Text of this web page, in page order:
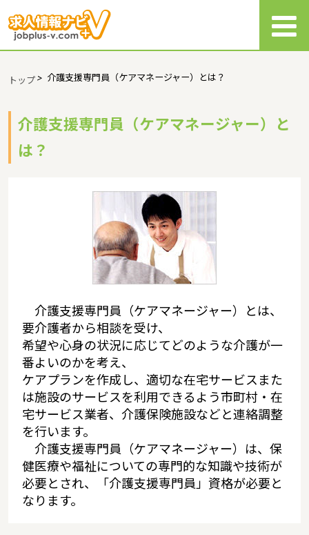
トップ> 介護支援専門員（ケアマネージャー）とは？
介護支援専門員（ケアマネージャー）と
は？
介護支援専門員（ケアマネージャー）とは、
要介護者から相談を受け、
希望や心身の状況に応じてどのような介護が一
番よいのかを考え、
ケアプランを作成し、適切な在宅サービスまた
は施設のサービスを利用できるよう市町村・在
宅サービス業者、介護保険施設などと連絡調整
を行います。
介護支援専門員（ケアマネージャー）は、保
健医療や福祉についての専門的な知識や技術が
必要とされ、「介護支援専門員」資格が必要と
なります。